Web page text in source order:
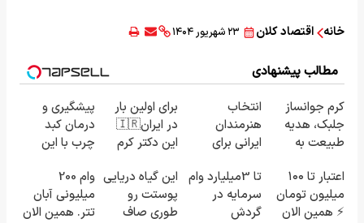
خانه اقتصاد کلان ۲۳ شهریور ۱۴۰۴
مطالب پیشنهادی
کرم جوانساز
جلبک، هدیه
طبیعت به
تخفیف ویژه)
انتخاب
هنرمندان
ایرانی برای
خرید با تخفیف
ویژه
برای اولین بار
در ایران🇮🇷
این دکتر کرم
23 روزه
ساخت!
پیشگیری و
درمان کبد
چرب با این
گیاهی
اعتبار تا ۱۰۰
میلیون تومان
⚡ همین الان
تا 3میلیارد وام
سرمایه در
گردش
این گیاه دریایی
پوستت رو
طوری صاف
وام 200
میلیونی آبان
تتر. همین الان